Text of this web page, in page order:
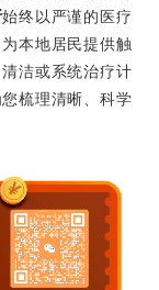
始终以严谨的医疗
本地居民提供触
洁或系统治疗计
梳理清晰、科学